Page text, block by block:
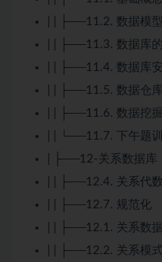
| | ├──11.2. 数据模型
| | ├──11.3. 数据库
| | ├──11.4. 数据库
| | ├──11.5. 数据仓
| | ├──11.6. 数据挖
| | └──11.7. 下午题
| ├──12-关系数据库
| | ├──12.4. 关系代
| | ├──12.7. 规范化
| | ├──12.1. 关系数
| | ├──12.2. 关系模